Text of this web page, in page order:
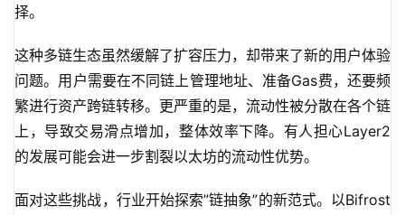
择。
这种多链生态虽然缓解了扩容压力，却带来了新的用户体验
问题。用户需要在不同链上管理地址、准备Gas费，还要频
繁进行资产跨链转移。更严重的是，流动性被分散在各个链
上，导致交易滑点增加，整体效率下降。有人担心Layer2
的发展可能会进一步割裂以太坊的流动性优势。
面对这些挑战，行业开始探索”链抽象”的新范式。以Bifrost